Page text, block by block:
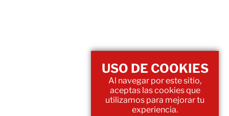
USO DE COOKIES
Al navegar por este sitio,
aceptas las cookies que
utilizamos para mejorar tu
experiencia.